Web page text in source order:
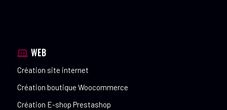
WEB
Création site internet
Création boutique Woocommerce
Création E-shop Prestashop